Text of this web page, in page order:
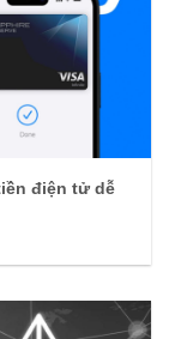
điện tử dễ